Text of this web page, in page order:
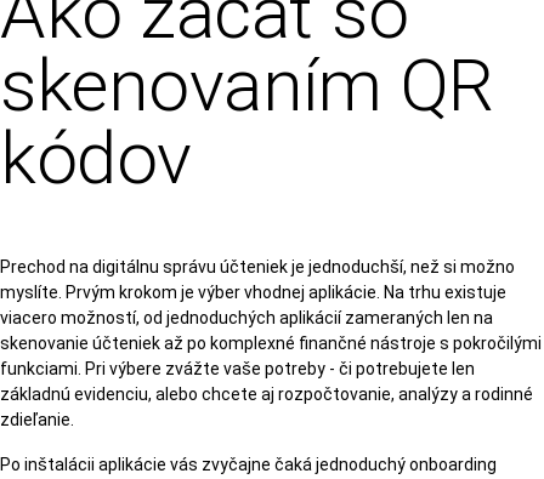
skenovaním QR
kódov
Prechod na digitálnu správu účteniek je jednoduchší, než si možno
myslíte. Prvým krokom je výber vhodnej aplikácie. Na trhu existuje
viacero možností, od jednoduchých aplikácií zameraných len na
skenovanie účteniek až po komplexné finančné nástroje s pokročilými
funkciami. Pri výbere zvážte vaše potreby - či potrebujete len
základnú evidenciu, alebo chcete aj rozpočtovanie, analýzy a rodinné
zdieľanie.
Po inštalácii aplikácie vás zvyčajne čaká jednoduchý onboarding